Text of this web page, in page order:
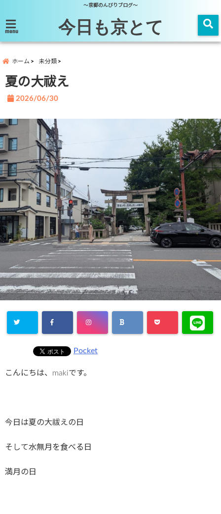
～京都のんびりブログ～
menu 今日も京とて
ホーム 未分類
夏の大祓え
2026/06/30
Pocket
こんにちは、makiです。
今日は夏の大祓えの日
そして水無月を食べる日
満月の日